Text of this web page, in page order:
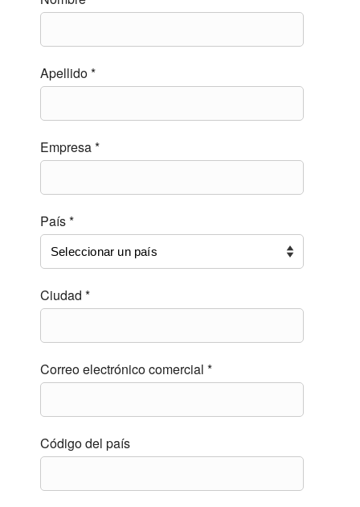
Apellido *
Empresa *
País *
Ciudad *
Correo electrónico comercial *
Código del país